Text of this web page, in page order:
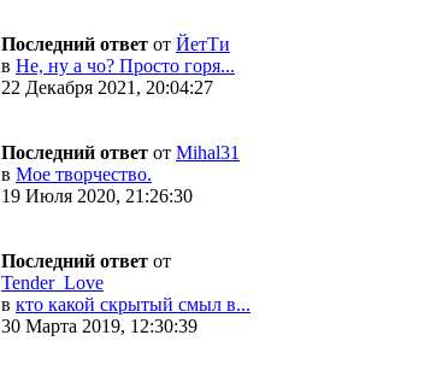
Последний ответ от ЙетТи
в Не, ну а чо? Просто горя...
22 Декабря 2021, 20:04:27
Последний ответ от Mihal31
в Мое творчество.
19 Июля 2020, 21:26:30
Последний ответ от
Tender_Love
в кто какой скрытый смыл в...
30 Марта 2019, 12:30:39